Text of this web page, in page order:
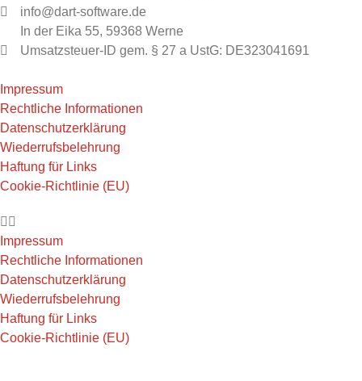
info@dart-software.de
In der Eika 55, 59368 Werne
Umsatzsteuer-ID gem. § 27 a UstG: DE323041691
Impressum
Rechtliche Informationen
Datenschutzerklärung
Wiederrufsbelehrung
Haftung für Links
Cookie-Richtlinie (EU)
Impressum
Rechtliche Informationen
Datenschutzerklärung
Wiederrufsbelehrung
Haftung für Links
Cookie-Richtlinie (EU)